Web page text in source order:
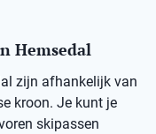
Hemsedal
zijn afhankelijk van
kroon. Je kunt je
skipassen